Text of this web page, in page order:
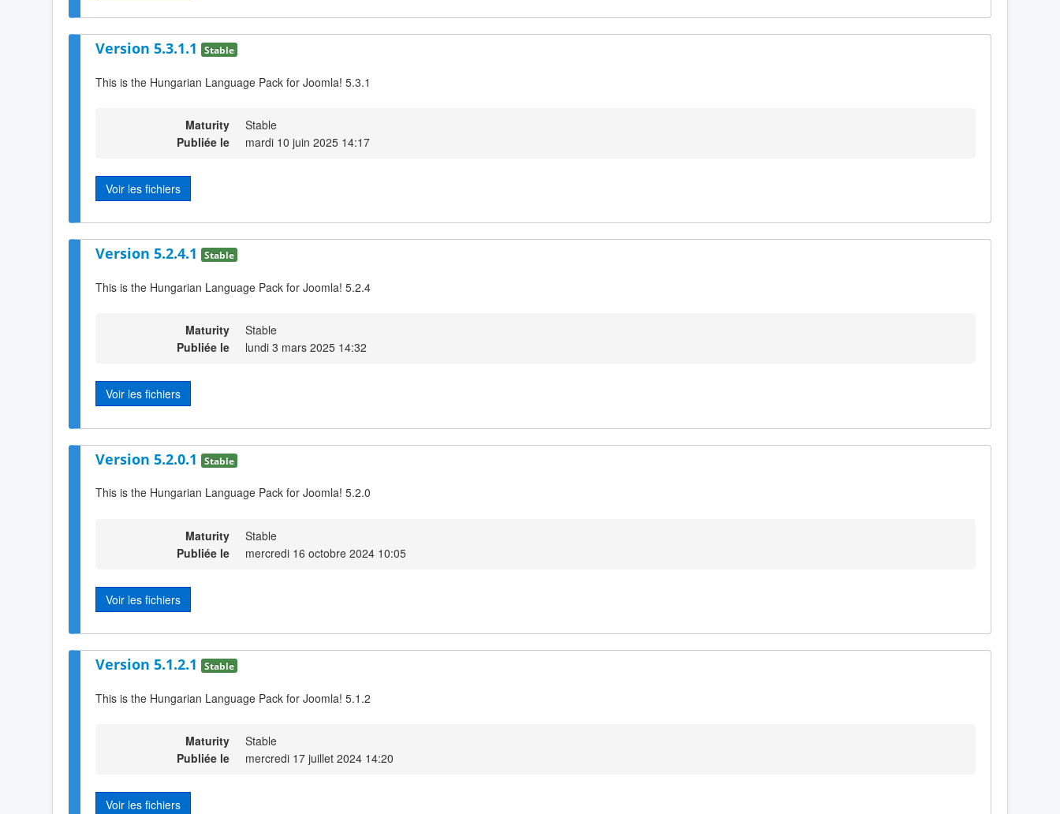
Version 5.3.1.1 Stable
This is the Hungarian Language Pack for Joomla! 5.3.1
Maturity
Stable
Publiée le
mardi 10 juin 2025 14:17
Voir les fichiers
Version 5.2.4.1 Stable
This is the Hungarian Language Pack for Joomla! 5.2.4
Maturity
Stable
Publiée le
lundi 3 mars 2025 14:32
Voir les fichiers
Version 5.2.0.1 Stable
This is the Hungarian Language Pack for Joomla! 5.2.0
Maturity
Stable
Publiée le
mercredi 16 octobre 2024 10:05
Voir les fichiers
Version 5.1.2.1 Stable
This is the Hungarian Language Pack for Joomla! 5.1.2
Maturity
Stable
Publiée le
mercredi 17 juillet 2024 14:20
Voir les fichiers